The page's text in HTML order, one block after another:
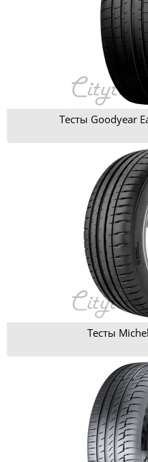
Тесты Goodyear
Тесты